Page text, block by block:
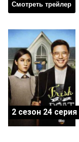
Смотреть трейлер
2 сезон 24 серия